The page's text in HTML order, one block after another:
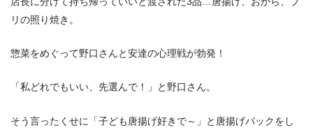
リの照り焼き。
惣菜をめぐって野口さんと安達の心理戦が勃発！
「私どれでもいい、先選んで！」と野口さん。
そう言ったくせに「子ども唐揚げ好きで～」と唐揚げパックをし